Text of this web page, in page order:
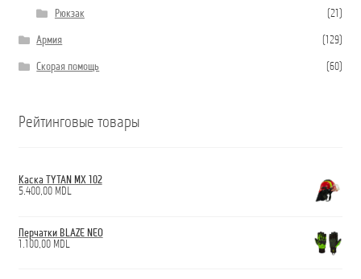
Рюкзак (21)
Армия (129)
Скорая помощь (60)
Рейтинговые товары
Каска TYTAN MX 102
5.400,00 MDL
Перчатки BLAZE NEO
1.100,00 MDL